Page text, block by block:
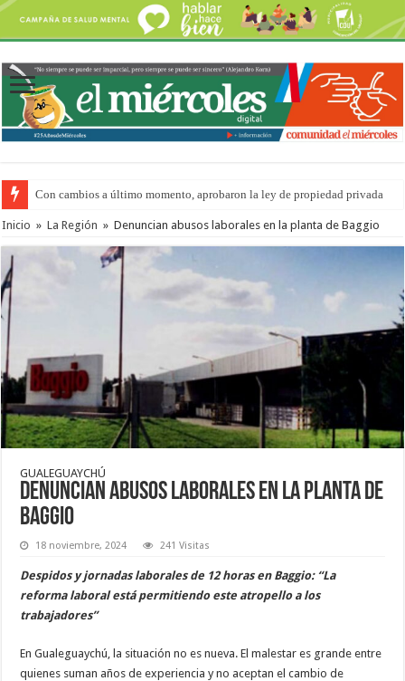
Con cambios a último momento, aprobaron la ley de propiedad privada
Inicio » La Región » Denuncian abusos laborales en la planta de Baggio
GUALEGUAYCHÚ
Denuncian abusos laborales en la planta de
Baggio
18 noviembre, 2024 241 Visitas
Despidos y jornadas laborales de 12 horas en Baggio: “La
reforma laboral está permitiendo este atropello a los
trabajadores”
En Gualeguaychú, la situación no es nueva. El malestar es grande entre
quienes suman años de experiencia y no aceptan el cambio de